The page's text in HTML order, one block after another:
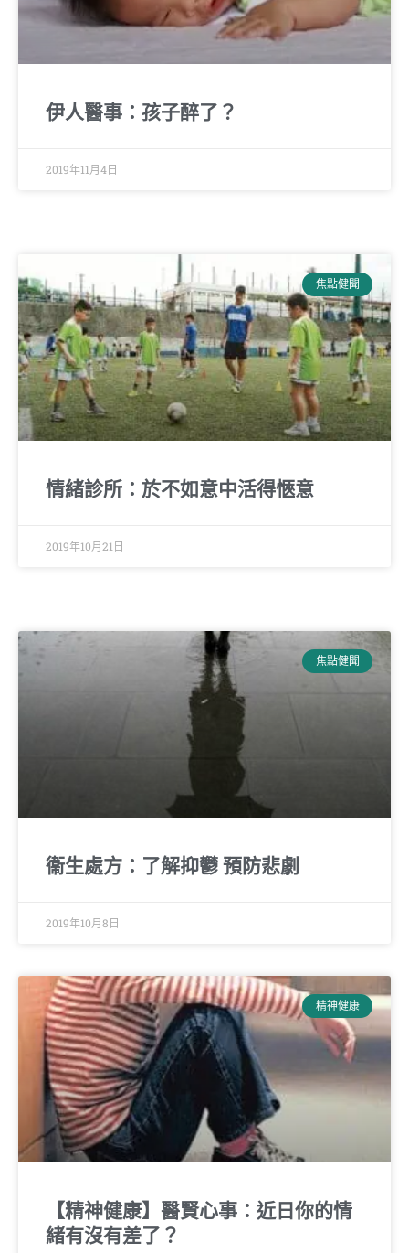
伊人醫事：孩子醉了？
2019年11月4日
焦點健聞
情緒診所：於不如意中活得愜意
2019年10月21日
焦點健聞
衞生處方：了解抑鬱 預防悲劇
2019年10月8日
精神健康
【精神健康】醫賢心事：近日你的情
緒有沒有差了？